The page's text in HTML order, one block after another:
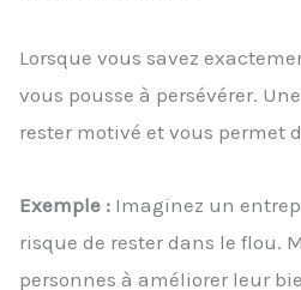
Lorsque vous savez
vous pousse à persévérer.
rester motivé et vous permet
Exemple : Imaginez un
risque de rester dans le flou.
personnes à améliorer leur